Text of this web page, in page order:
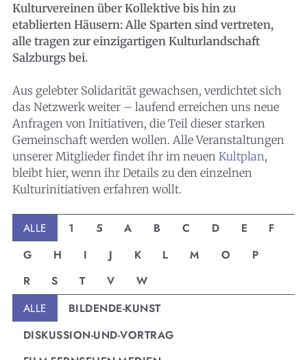
Kulturvereinen über Kollektive bis hin zu
etablierten Häusern: Alle Sparten sind vertreten,
alle tragen zur einzigartigen Kulturlandschaft
Salzburgs bei.
Aus gelebter Solidarität gewachsen, verdichtet sich
das Netzwerk weiter – laufend erreichen uns neue
Anfragen von Initiativen, die Teil dieser starken
Gemeinschaft werden wollen. Alle Veranstaltungen
unserer Mitglieder findet ihr im neuen Kultplan,
bleibt hier, wenn ihr Details zu den einzelnen
Kulturinitiativen erfahren wollt.
ALLE 1 5 A B C D E
F
G
H I J K L M O
P
R
S T V
W
ALLE
BILDENDE-KUNST
DISKUSSION-UND-VORTRAG